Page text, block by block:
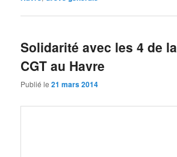
Solidarité avec les 4 de la
CGT au Havre
Publié le21 mars 2014